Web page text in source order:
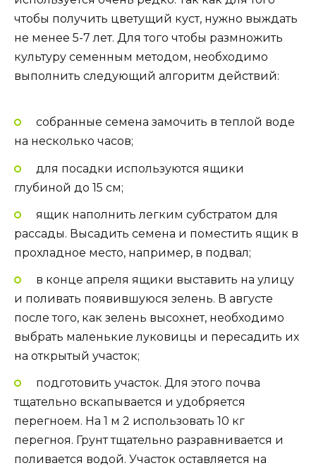
чтобы получить цветущий куст, нужно выждать
не менее 5-7 лет. Для того чтобы размножить
культуру семенным методом, необходимо
выполнить следующий алгоритм действий:
собранные семена замочить в теплой воде
на несколько часов;
для посадки используются ящики
глубиной до 15 см;
ящик наполнить легким субстратом для
рассады. Высадить семена и поместить ящик в
прохладное место, например, в подвал;
в конце апреля ящики выставить на улицу
и поливать появившуюся зелень. В августе
после того, как зелень высохнет, необходимо
выбрать маленькие луковицы и пересадить их
на открытый участок;
подготовить участок. Для этого почва
тщательно вскапывается и удобряется
перегноем. На 1 м 2 использовать 10 кг
перегноя. Грунт тщательно разравнивается и
поливается водой. Участок оставляется на